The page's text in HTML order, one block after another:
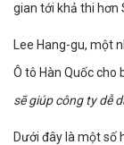
gian tới khả thi hơn
Lee Hang-gu, một
Ô tô Hàn Quốc cho
sẽ giúp công ty dễ
Dưới đây là một số